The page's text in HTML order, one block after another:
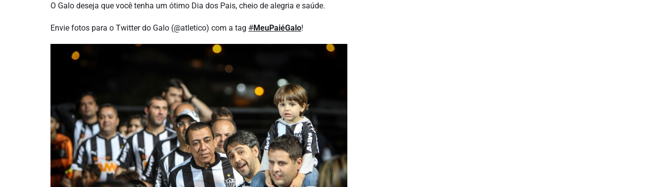
O Galo deseja que você tenha um ótimo Dia dos Pais, cheio de alegria e saúde.
Envie fotos para o Twitter do Galo (@atletico) com a tag #MeuPaiéGalo!